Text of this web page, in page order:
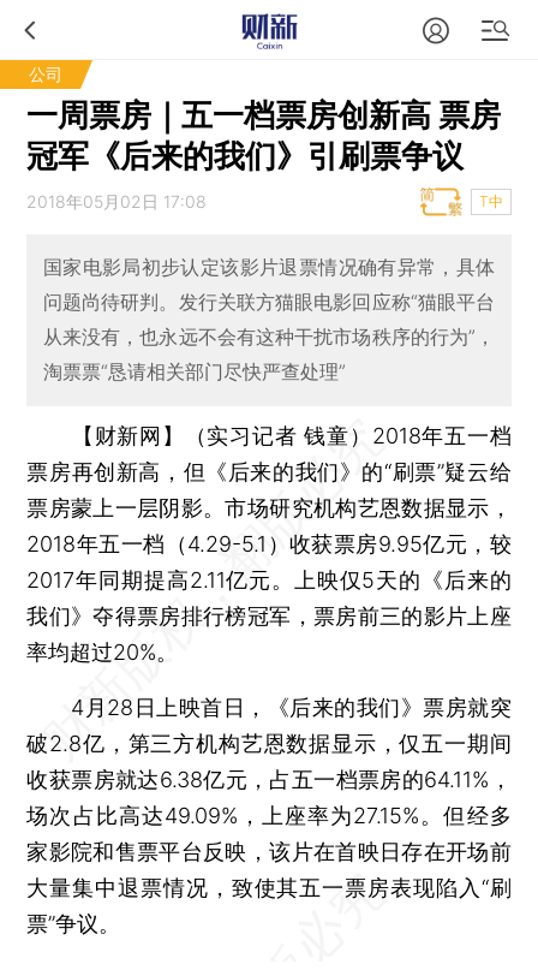
公司
一周票房｜五一档票房创新高 票房
冠军《后来的我们》引刷票争议
2018年05月02日 17:08 T中
国家电影局初步认定该影片退票情况确有异常，具体
问题尚待研判。发行关联方猫眼电影回应称“猫眼平台
从来没有，也永远不会有这种干扰市场秩序的行为”，
淘票票“恳请相关部门尽快严查处理”
【财新网】（实习记者 钱童） 2018年五一档
票房再创新高，但《后来的我们》的“刷票”疑云给
票房蒙上一层阴影。市场研究机构艺恩数据显示，
2018年五一档（4.29-5.1）收获票房9.95亿元，较
2017年同期提高2.11亿元。上映仅5天的《后来的
我们》夺得票房排行榜冠军，票房前三的影片上座
率均超过20%。
4月28日上映首日，《后来的我们》票房就突
破2.8亿，第三方机构艺恩数据显示，仅五一期间
收获票房就达6.38亿元，占五一档票房的64.11%，
场次占比高达49.09%，上座率为27.15%。但经多
家影院和售票平台反映，该片在首映日存在开场前
大量集中退票情况，致使其五一票房表现陷入“刷
票”争议。